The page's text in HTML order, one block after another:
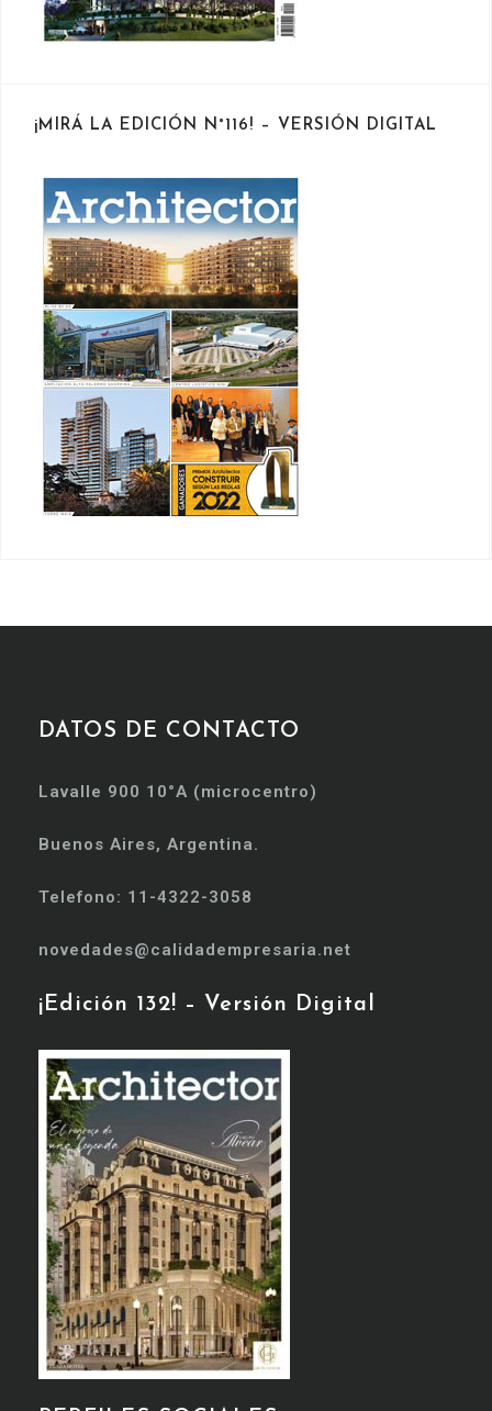
¡MIRÁ LA EDICIÓN N°116! – VERSIÓN DIGITAL
DATOS DE CONTACTO
Lavalle 900 10°A (microcentro)
Buenos Aires, Argentina.
Telefono: 11-4322-3058
novedades@calidadempresaria.net
¡Edición 132! – Versión Digital